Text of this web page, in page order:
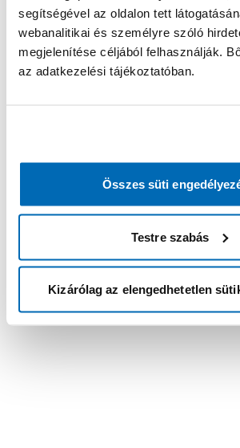
segítségével az oldalon tett
webanalitikai és személyre szóló
megjelenítése céljából felhasználják.
az adatkezelési tájékoztatóban.
Összes süti
Testre szabás
Kizárólag az elengedhetetlen